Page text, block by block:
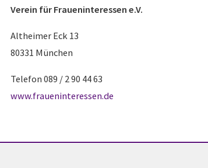
Verein für Fraueninteressen e.V.
Altheimer Eck 13
80331 München
Telefon 089 / 2 90 44 63
www.fraueninteressen.de